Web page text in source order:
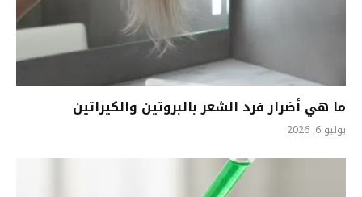
ما هي أضرار فرد الشعر بالبروتين والكيراتين
يوليو 6, 2026